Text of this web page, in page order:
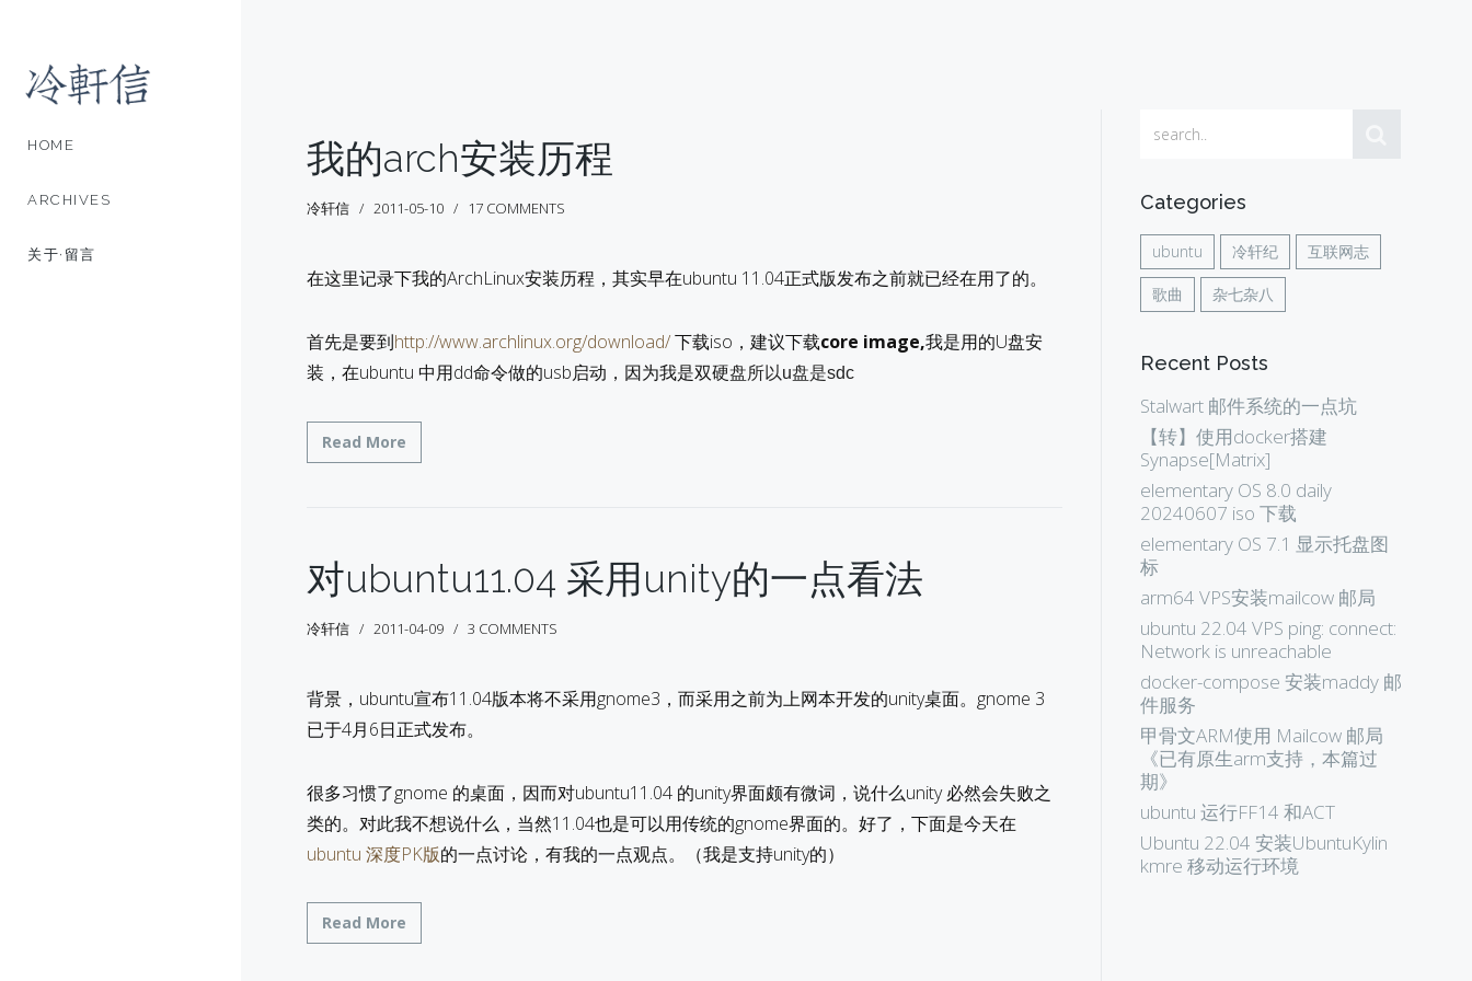
HOME
ARCHIVES
关于·留言
我的arch安装历程
冷轩信 2011-05-10 17 COMMENTS
在这里记录下我的ArchLinux安装历程，其实早在ubuntu 11.04正式版发布之前就已经在用了的。
首先是要到http://www.archlinux.org/download/下载iso，建议下载core image,我是用的U盘安
装，在ubuntu 中用dd命令做的usb启动，因为我是双硬盘所以u盘是sdc
Read More
对ubuntu11.04 采用unity的一点看法
冷轩信 2011-04-09 3 COMMENTS
背景，ubuntu宣布11.04版本将不采用gnome3，而采用之前为上网本开发的unity桌面。gnome 3
已于4月6日正式发布。
很多习惯了gnome 的桌面，因而对ubuntu11.04 的unity界面颇有微词，说什么unity 必然会失败之
类的。对此我不想说什么，当然11.04也是可以用传统的gnome界面的。好了，下面是今天在
ubuntu 深度PK版的一点讨论，有我的一点观点。（我是支持unity的）
Read More
Categories
ubuntu 冷轩纪 互联网志
歌曲 杂七杂八
Recent Posts
Stalwart 邮件系统的一点坑
【转】使用docker搭建
Synapse[Matrix]
elementary OS 8.0 daily
20240607 iso 下载
elementary OS 7.1 显示托盘图
标
arm64 VPS安装mailcow 邮局
ubuntu 22.04 VPS ping: connect:
Network is unreachable
docker-compose 安装maddy 邮
件服务
甲骨文ARM使用 Mailcow 邮局
《已有原生arm支持，本篇过
期》
ubuntu 运行FF14 和ACT
Ubuntu 22.04 安装UbuntuKylin
kmre 移动运行环境